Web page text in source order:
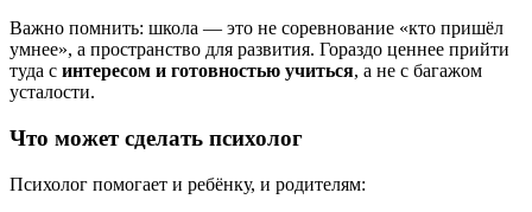
Важно помнить: школа — это не соревнование «кто пришёл
умнее», а пространство для развития. Гораздо ценнее прийти
туда с интересом и готовностью учиться, а не с багажом
усталости.
Что может сделать психолог
Психолог помогает и ребёнку, и родителям: